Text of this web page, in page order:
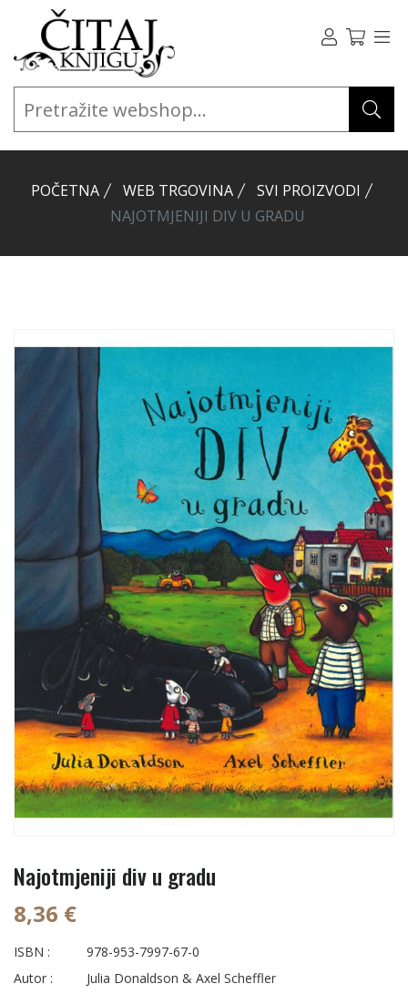
POČETNA WEB TRGOVINA
SVI PROIZVODI
NAJOTMJENIJI DIV U GRADU
Najotmjeniji div u gradu
8,36 €
ISBN :
978-953-7997-67-0
Autor :
Julia Donaldson & Axel Scheffler